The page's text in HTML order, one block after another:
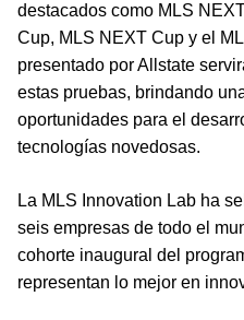
destacados como MLS
Cup, MLS NEXT Cup y el
presentado por Allstate
estas pruebas, brindando
oportunidades para el
tecnologías novedosas.
La MLS Innovation Lab ha
seis empresas de todo el
cohorte inaugural del
representan lo mejor en